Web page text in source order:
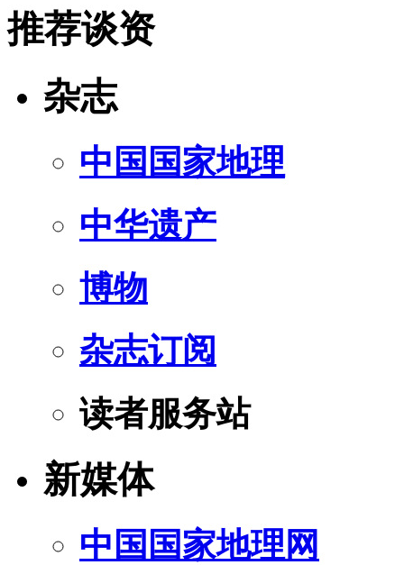
推荐谈资
杂志
中国国家地理
中华遗产
博物
杂志订阅
读者服务站
新媒体
中国国家地理网